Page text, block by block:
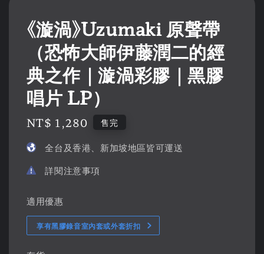
《漩渦》Uzumaki 原聲帶
（恐怖大師伊藤潤二的經
典之作｜漩渦彩膠｜黑膠
唱片 LP）
Regular
NT$ 1,280 售完
全台及香港、新加坡地區皆可運送
詳閱注意事項
適用優惠
享有黑膠錄音室內套或外套折扣